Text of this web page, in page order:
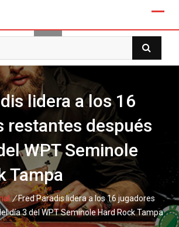
lidera a los 16
restantes después
WPT Seminole
Tampa
/Fred Paradis lidera a los 16 jugadores
día 3 del WPT Seminole Hard Rock Tampa